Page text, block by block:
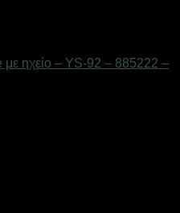
ηχείο – YS-92 – 885222 –